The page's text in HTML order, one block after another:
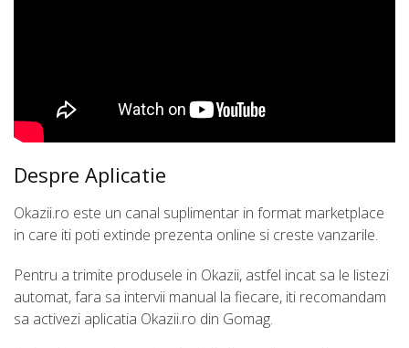
Despre Aplicatie
Okazii.ro este un canal suplimentar in format marketplace
in care iti poti extinde prezenta online si creste vanzarile.
Pentru a trimite produsele in Okazii, astfel incat sa le listezi
automat, fara sa intervii manual la fiecare, iti recomandam
sa activezi aplicatia Okazii.ro din Gomag.